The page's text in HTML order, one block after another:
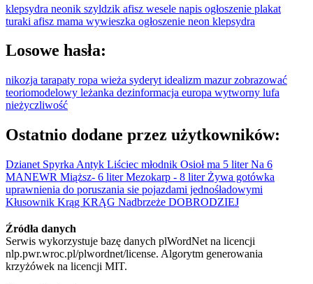
klepsydra neonik szyldzik afisz wesele napis ogłoszenie plakat
turaki afisz mama wywieszka ogłoszenie neon klepsydra
Losowe hasła:
nikozja tarapaty ropa wieża syderyt idealizm mazurzobrazować
teoriomodelowy leżanka dezinformacja europa wytworny lufa
nieżyczliwość
Ostatnio dodane przez użytkowników:
Dzianet Spyrka Antyk Liściec młodnik Osioł ma 5 literNa 6
MANEWR Miąższ- 6 liter Mezokarp - 8 liter Żywa gotówka
uprawnienia do poruszania sie pojazdami jednośładowymi
Kłusownik Krąg KRĄG Nadbrzeże DOBRODZIEJ
Źródła danych
Serwis wykorzystuje bazę danych plWordNet na licencji
nlp.pwr.wroc.pl/plwordnet/license. Algorytm generowania
krzyżówek na licencji MIT.